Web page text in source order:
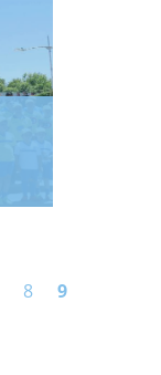
8 9